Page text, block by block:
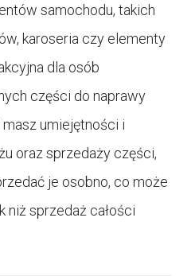
samochodu, takich
karoseria czy elementy
dla osób
części do naprawy
umiejętności i
oraz sprzedaży części,
je osobno, co może
niż sprzedaż całości